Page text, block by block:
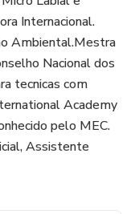
Internacional.
Ambiental.Mestra
Nacional dos
tecnicas com
Academy
pelo MEC.
Assistente